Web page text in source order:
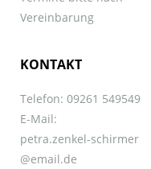
Vereinbarung
KONTAKT
Telefon: 09261 549549
E-Mail:
petra.zenkel-schirmer
@email.de